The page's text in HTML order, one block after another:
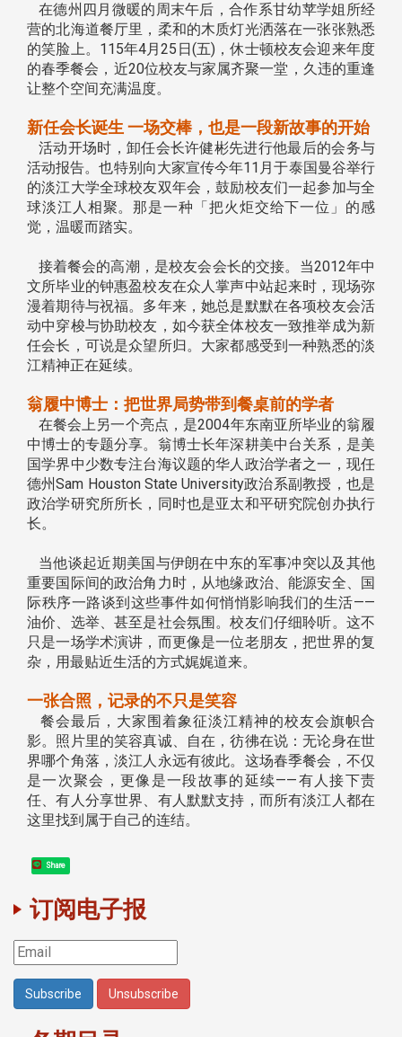
在德州四月微暖的周末午后，合作系甘幼苹学姐所经
营的北海道餐厅里，柔和的木质灯光洒落在一张张熟悉
的笑脸上。115年4月25日(五)，休士顿校友会迎来年度
的春季餐会，近20位校友与家属齐聚一堂，久违的重逢
让整个空间充满温度。
新任会长诞生 一场交棒，也是一段新故事的开始
活动开场时，卸任会长许健彬先进行他最后的会务与
活动报告。也特别向大家宣传今年11月于泰国曼谷举行
的淡江大学全球校友双年会，鼓励校友们一起参加与全
球淡江人相聚。那是一种「把火炬交给下一位」的感
觉，温暖而踏实。
接着餐会的高潮，是校友会会长的交接。当2012年中
文所毕业的钟惠盈校友在众人掌声中站起来时，现场弥
漫着期待与祝福。多年来，她总是默默在各项校友会活
动中穿梭与协助校友，如今获全体校友一致推举成为新
任会长，可说是众望所归。大家都感受到一种熟悉的淡
江精神正在延续。
翁履中博士：把世界局势带到餐桌前的学者
在餐会上另一个亮点，是2004年东南亚所毕业的翁履
中博士的专题分享。翁博士长年深耕美中台关系，是美
国学界中少数专注台海议题的华人政治学者之一，现任
德州Sam Houston State University政治系副教授，也是
政治学研究所所长，同时也是亚太和平研究院创办执行
长。
当他谈起近期美国与伊朗在中东的军事冲突以及其他
重要国际间的政治角力时，从地缘政治、能源安全、国
际秩序一路谈到这些事件如何悄悄影响我们的生活——
油价、选举、甚至是社会氛围。校友们仔细聆听。这不
只是一场学术演讲，而更像是一位老朋友，把世界的复
杂，用最贴近生活的方式娓娓道来。
一张合照，记录的不只是笑容
餐会最后，大家围着象征淡江精神的校友会旗帜合
影。照片里的笑容真诚、自在，彷彿在说：无论身在世
界哪个角落，淡江人永远有彼此。这场春季餐会，不仅
是一次聚会，更像是一段故事的延续——有人接下责
任、有人分享世界、有人默默支持，而所有淡江人都在
这里找到属于自己的连结。
Share
订阅电子报